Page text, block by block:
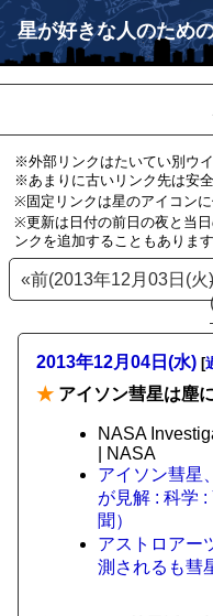
星が好きな人のため
※外部リンクはたいてい別ウイ
※あまりに古いリンク先は安
※固定リンクは星のアイコンに
※更新は日付の前日の夜と当
ンクを追加することもあります
«前(2013年12月03日(火
2013年12月04日(水) [
★ アイソン彗星は塵
NASA
| NASA
アイソン彗星
が見解 : 科学
聞）
アストロアー
測されるも彗